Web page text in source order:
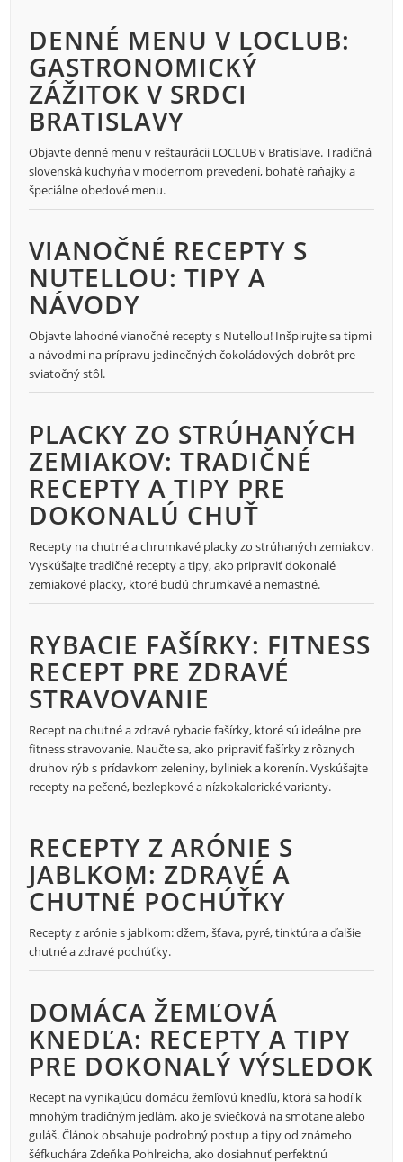
DENNÉ MENU V LOCLUB:
GASTRONOMICKÝ
ZÁŽITOK V SRDCI
BRATISLAVY
Objavte denné menu v reštaurácii LOCLUB v Bratislave. Tradičná
slovenská kuchyňa v modernom prevedení, bohaté raňajky a
špeciálne obedové menu.
VIANOČNÉ RECEPTY S
NUTELLOU: TIPY A
NÁVODY
Objavte lahodné vianočné recepty s Nutellou! Inšpirujte sa tipmi
a návodmi na prípravu jedinečných čokoládových dobrôt pre
sviatočný stôl.
PLACKY ZO STRÚHANÝCH
ZEMIAKOV: TRADIČNÉ
RECEPTY A TIPY PRE
DOKONALÚ CHUŤ
Recepty na chutné a chrumkavé placky zo strúhaných zemiakov.
Vyskúšajte tradičné recepty a tipy, ako pripraviť dokonalé
zemiakové placky, ktoré budú chrumkavé a nemastné.
RYBACIE FAŠÍRKY: FITNESS
RECEPT PRE ZDRAVÉ
STRAVOVANIE
Recept na chutné a zdravé rybacie fašírky, ktoré sú ideálne pre
fitness stravovanie. Naučte sa, ako pripraviť fašírky z rôznych
druhov rýb s prídavkom zeleniny, byliniek a korenín. Vyskúšajte
recepty na pečené, bezlepkové a nízkokalorické varianty.
RECEPTY Z ARÓNIE S
JABLKOM: ZDRAVÉ A
CHUTNÉ POCHÚŤKY
Recepty z arónie s jablkom: džem, šťava, pyré, tinktúra a ďalšie
chutné a zdravé pochúťky.
DOMÁCA ŽEMĽOVÁ
KNEDĽA: RECEPTY A TIPY
PRE DOKONALÝ VÝSLEDOK
Recept na vynikajúcu domácu žemľovú knedľu, ktorá sa hodí k
mnohým tradičným jedlám, ako je sviečková na smotane alebo
guláš. Článok obsahuje podrobný postup a tipy od známeho
šéfkuchára Zdeňka Pohlreicha, ako dosiahnuť perfektnú